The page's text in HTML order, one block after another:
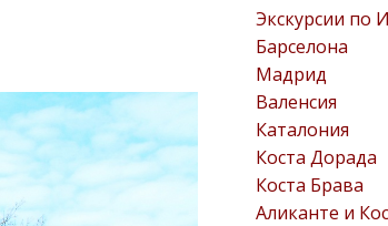
Экскурсии по
Барселона
Мадрид
Валенсия
Каталония
Коста Дорада
Коста Брава
Аликанте и